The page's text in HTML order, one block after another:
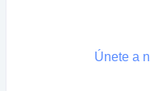
Únete a